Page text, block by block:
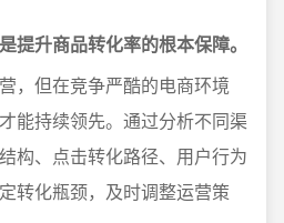
提升商品转化率的根本保障。
，但在竞争严酷的电商环境
能持续领先。通过分析不同渠
构、点击转化路径、用户行为
转化瓶颈，及时调整运营策